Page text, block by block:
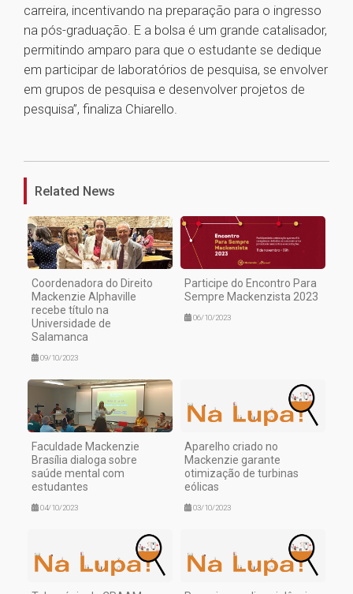
carreira, incentivando na preparação para o ingresso
na pós-graduação. E a bolsa é um grande catalisador,
permitindo amparo para que o estudante se dedique
em participar de laboratórios de pesquisa, se envolver
em grupos de pesquisa e desenvolver projetos de
pesquisa”, finaliza Chiarello.
Related News
Coordenadora do Direito
Mackenzie Alphaville
recebe título na
Universidade de
Salamanca
09/10/2023
Participe do Encontro Para
Sempre Mackenzista 2023
06/10/2023
Faculdade Mackenzie
Brasília dialoga sobre
saúde mental com
estudantes
04/10/2023
Aparelho criado no
Mackenzie garante
otimização de turbinas
eólicas
03/10/2023